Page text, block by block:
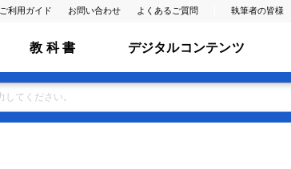
ご利用ガイド お問い合わせ よくあるご質問 執筆者の皆様
教 科 書 デジタルコンテンツ